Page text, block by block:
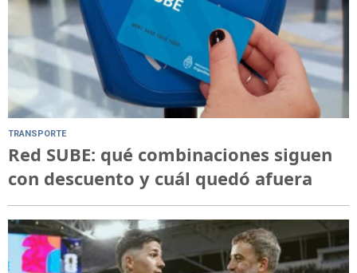
TRANSPORTE
Red SUBE: qué combinaciones siguen
con descuento y cuál quedó afuera